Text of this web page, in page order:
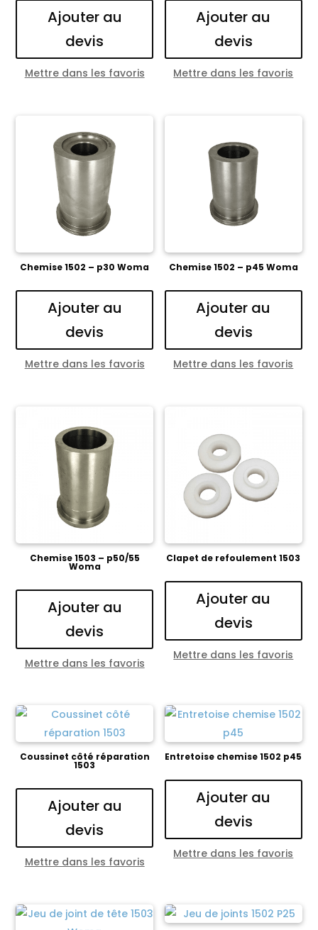
Ajouter au
devis
Mettre dans les favoris
Ajouter au
devis
Mettre dans les favoris
Chemise 1502 – p30 Woma
Ajouter au
devis
Mettre dans les favoris
Chemise 1502 – p45 Woma
Ajouter au
devis
Mettre dans les favoris
Chemise 1503 – p50/55
Woma
Ajouter au
devis
Mettre dans les favoris
Clapet de refoulement 1503
Ajouter au
devis
Mettre dans les favoris
Coussinet côté réparation
1503
Ajouter au
devis
Mettre dans les favoris
Entretoise chemise 1502 p45
Ajouter au
devis
Mettre dans les favoris